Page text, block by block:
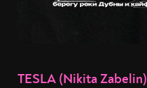
TESLA (Nikita Zabelin)